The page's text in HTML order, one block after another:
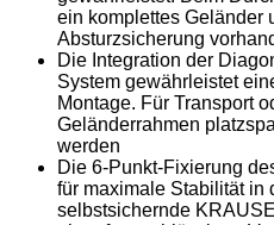
ein komplettes Geländer
Absturzsicherung
Die Integration der
System gewährleistet
Montage. Für Transport
Geländerrahmen
werden
Die 6-Punkt-Fixierung
für maximale Stabilität in
selbstsichernde